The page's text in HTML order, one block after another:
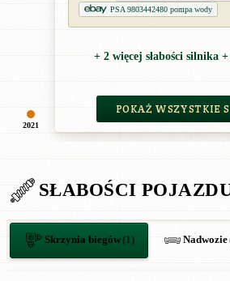
2021
PSA 9803442480 pompa wody
+ 2 więcej słabości silnika
POKAŻ WSZYSTKIE
SŁABOŚCI
Skrzynia biegów(1) Nadwozie